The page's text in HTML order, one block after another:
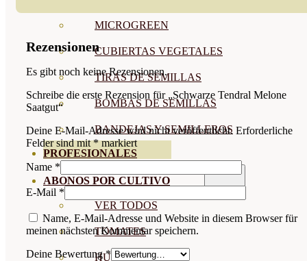
MICROGREEN
CUBIERTAS VEGETALES
TIRAS DE SEMILLAS
BOMBAS DE SEMILLAS
BANDEJAS Y SEMILLEROS
PROFESIONALES
ABONOS POR CULTIVO
VER TODOS
TOMATES
HUERTO
Rezensionen
Es gibt noch keine Rezensionen.
Schreibe die erste Rezension für „Schwarze Tendral Melone
Saatgut“
Deine E-Mail-Adresse wird nicht veröffentlicht. Erforderliche
Felder sind mit*markiert
Name *
E-Mail *
Name, E-Mail-Adresse und Website in diesem Browser für
meinen nächsten Kommentar speichern.
Deine Bewertung*